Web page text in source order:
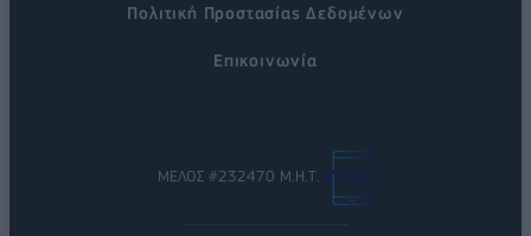
Πολιτική Προστασίας Δεδομένων
Επικοινωνία
ΜΕΛΟΣ #232470 Μ.Η.Τ.